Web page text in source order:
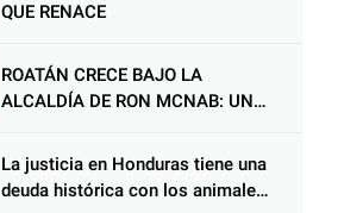
QUE RENACE
ROATÁN CRECE BAJO LA
ALCALDÍA DE RON MCNAB: UN
COMUNIDAD Y DEL PARTIDO
LIBERAL
La justicia en Honduras tiene una
deuda histórica con los animales,